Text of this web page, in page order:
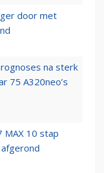
door met
na sterk
75 A320neo’s
MAX 10 stap